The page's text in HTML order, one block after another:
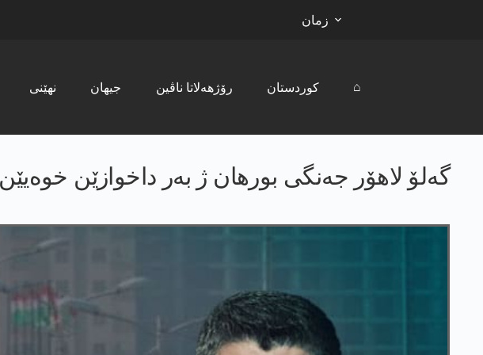
زمان
نھێنی جیھان رۆژھەلاتا ناڤین کوردستان ⌂
گەلۆ لاھۆر جەنگی بورھان ژ بەر داخوازێن